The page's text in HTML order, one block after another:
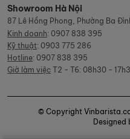
Showroom Hà Nội
87 Lê Hồng Phong, Phường Ba
Kinh doanh: 0907 838 395
Kỹ thuật: 0903 775 286
Hotline: 0907 838 395
Giờ làm việc T2 - T6: 08h30 -
© Copyright
Designed